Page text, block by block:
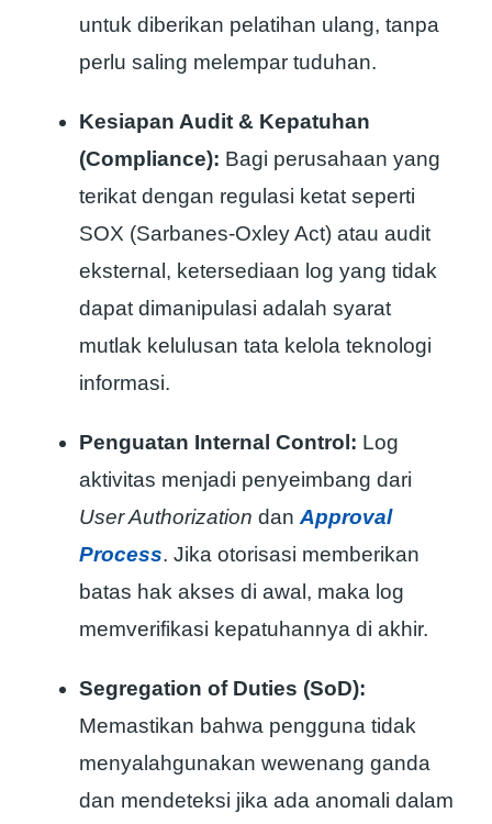
untuk diberikan pelatihan ulang, tanpa
perlu saling melempar tuduhan.
Kesiapan Audit & Kepatuhan
(Compliance): Bagi perusahaan yang
terikat dengan regulasi ketat seperti
SOX (Sarbanes-Oxley Act) atau audit
eksternal, ketersediaan log yang tidak
dapat dimanipulasi adalah syarat
mutlak kelulusan tata kelola teknologi
informasi.
Penguatan Internal Control: Log
aktivitas menjadi penyeimbang dari
User Authorization dan Approval
Process. Jika otorisasi memberikan
batas hak akses di awal, maka log
memverifikasi kepatuhannya di akhir.
Segregation of Duties (SoD):
Memastikan bahwa pengguna tidak
menyalahgunakan wewenang ganda
dan mendeteksi jika ada anomali dalam